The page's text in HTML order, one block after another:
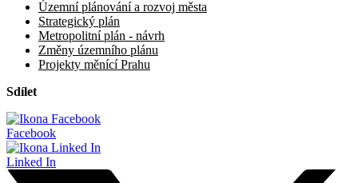
Územní plánování a rozvoj města
Strategický plán
Metropolitní plán - návrh
Změny územního plánu
Projekty měnící Prahu
Sdílet
Facebook
Linked In